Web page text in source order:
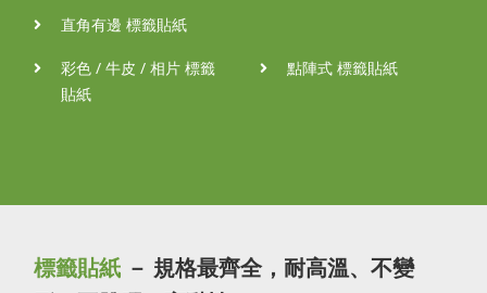
直角有邊 標籤貼紙
彩色 / 牛皮 / 相片 標籤
貼紙
點陣式 標籤貼紙
標籤貼紙 － 規格最齊全，耐高溫、不變